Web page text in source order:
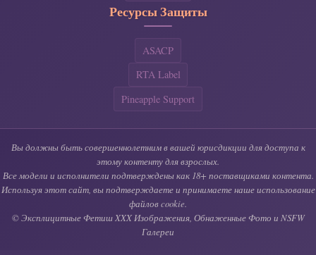
Ресурсы Защиты
ASACP
RTA Label
Pineapple Support
Вы должны быть совершеннолетним в вашей юрисдикции для доступа к
этому контенту для взрослых.
Все модели и исполнители подтверждены как 18+ поставщиками контента.
Используя этот сайт, вы подтверждаете и принимаете наше использование
файлов cookie.
© Эксплицитные Фетиш XXX Изображения, Обнаженные Фото и NSFW
Галереи